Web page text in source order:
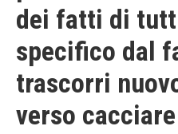
dei fatti di
specifico dal
trascorri
verso